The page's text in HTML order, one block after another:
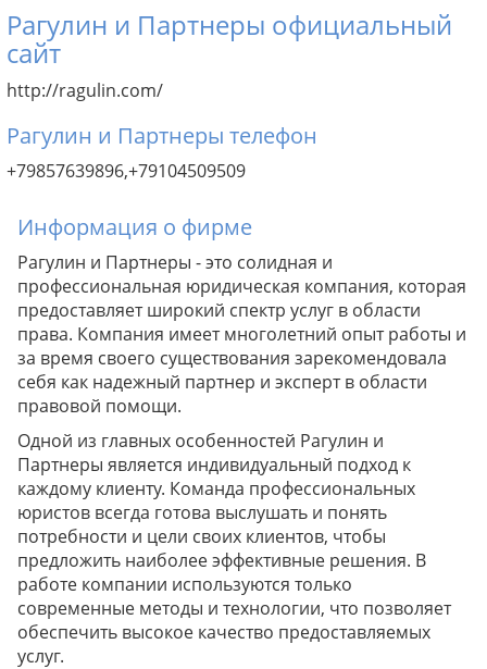
Рагулин и Партнеры официальный
сайт
http://ragulin.com/
Рагулин и Партнеры телефон
+79857639896,+79104509509
Информация о фирме
Рагулин и Партнеры - это солидная и
профессиональная юридическая компания, которая
предоставляет широкий спектр услуг в области
права. Компания имеет многолетний опыт работы и
за время своего существования зарекомендовала
себя как надежный партнер и эксперт в области
правовой помощи.
Одной из главных особенностей Рагулин и
Партнеры является индивидуальный подход к
каждому клиенту. Команда профессиональных
юристов всегда готова выслушать и понять
потребности и цели своих клиентов, чтобы
предложить наиболее эффективные решения. В
работе компании используются только
современные методы и технологии, что позволяет
обеспечить высокое качество предоставляемых
услуг.